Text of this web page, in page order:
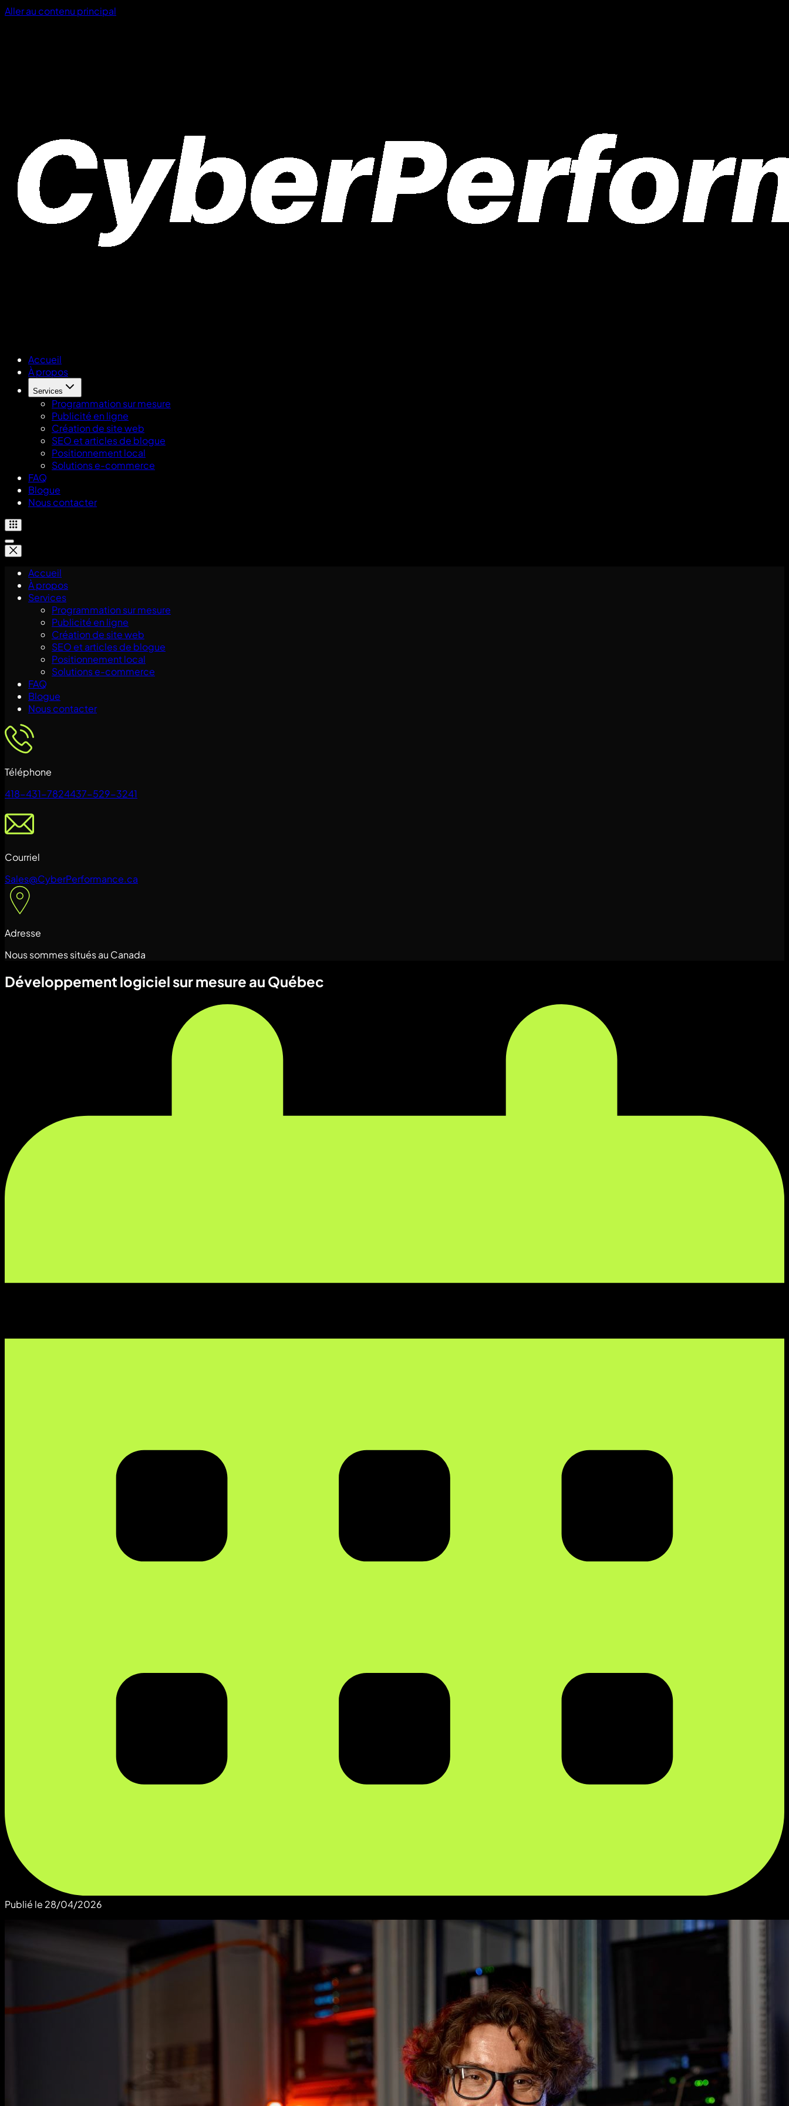
Aller au contenu principal
Accueil
À propos
Services
Programmation sur mesure
Publicité en ligne
Création de site web
SEO et articles de blogue
Positionnement local
Solutions e-commerce
FAQ
Blogue
Nous contacter
Accueil
À propos
Services
Programmation sur mesure
Publicité en ligne
Création de site web
SEO et articles de blogue
Positionnement local
Solutions e-commerce
FAQ
Blogue
Nous contacter
Téléphone
418-431-7824437-529-3241
Courriel
Sales@CyberPerformance.ca
Adresse
Nous sommes situés au Canada
Développement logiciel sur mesure au Québec
Publié le 28/04/2026